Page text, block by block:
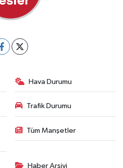
Hava Durumu
Trafik Durumu
Tüm Manşetler
Haber Arşivi